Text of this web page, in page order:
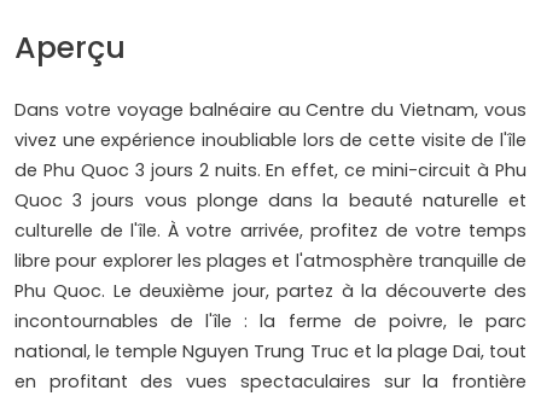
Aperçu
Dans votre voyage balnéaire au Centre du Vietnam, vous
vivez une expérience inoubliable lors de cette visite de l'île
de Phu Quoc 3 jours 2 nuits. En effet, ce mini-circuit à Phu
Quoc 3 jours vous plonge dans la beauté naturelle et
culturelle de l'île. À votre arrivée, profitez de votre temps
libre pour explorer les plages et l'atmosphère tranquille de
Phu Quoc. Le deuxième jour, partez à la découverte des
incontournables de l'île : la ferme de poivre, le parc
national, le temple Nguyen Trung Truc et la plage Dai, tout
en profitant des vues spectaculaires sur la frontière